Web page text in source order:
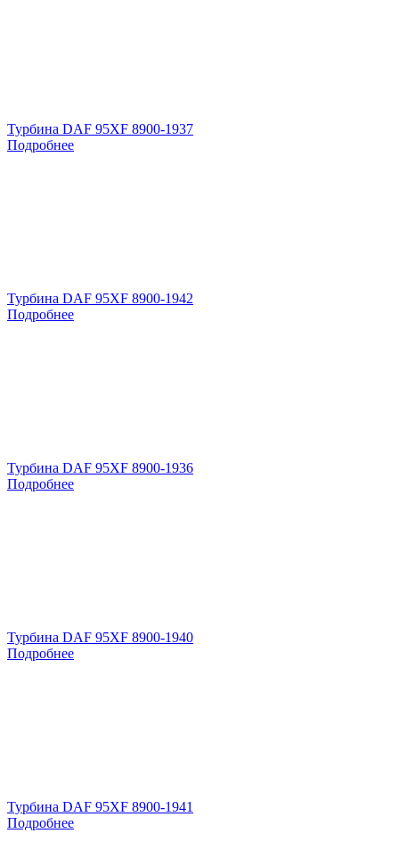
Турбина DAF 95XF 8900-1937
Подробнее
Турбина DAF 95XF 8900-1942
Подробнее
Турбина DAF 95XF 8900-1936
Подробнее
Турбина DAF 95XF 8900-1940
Подробнее
Турбина DAF 95XF 8900-1941
Подробнее